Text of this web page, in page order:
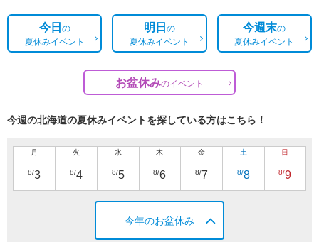
今日の
夏休みイベント
明日の
夏休みイベント
今週末の
夏休みイベント
お盆休みのイベント
今週の北海道の夏休みイベントを探している方はこちら！
月
8/3
火
8/4
水
8/5
木
8/6
金
8/7
土
8/8
日
8/9
今年のお盆休み